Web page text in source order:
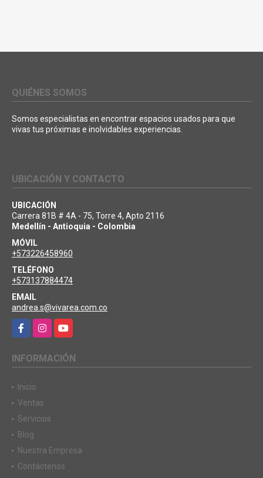
QUIÉNES SOMOS
Somos especialistas en encontrar espacios usados para que
vivas tus próximas e inolvidables experiencias.
UBICACIÓN Y CONTACTO
UBICACIÓN
Carrera 81B # 4A - 75, Torre 4, Apto 2116
Medellín - Antioquia - Colombia
MÓVIL
+573226458960
TELÉFONO
+573137884474
EMAIL
andrea.s@vivarea.com.co
FacebookInstagramYouTube
INFORMACIÓN
Inicio
Ventas
Servicios
Blog
Nuestra Empresa
Contáctenos